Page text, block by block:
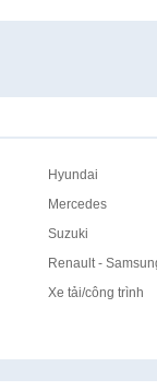
Hyundai
Mercedes
Suzuki
Renault -
Xe tải/công trình